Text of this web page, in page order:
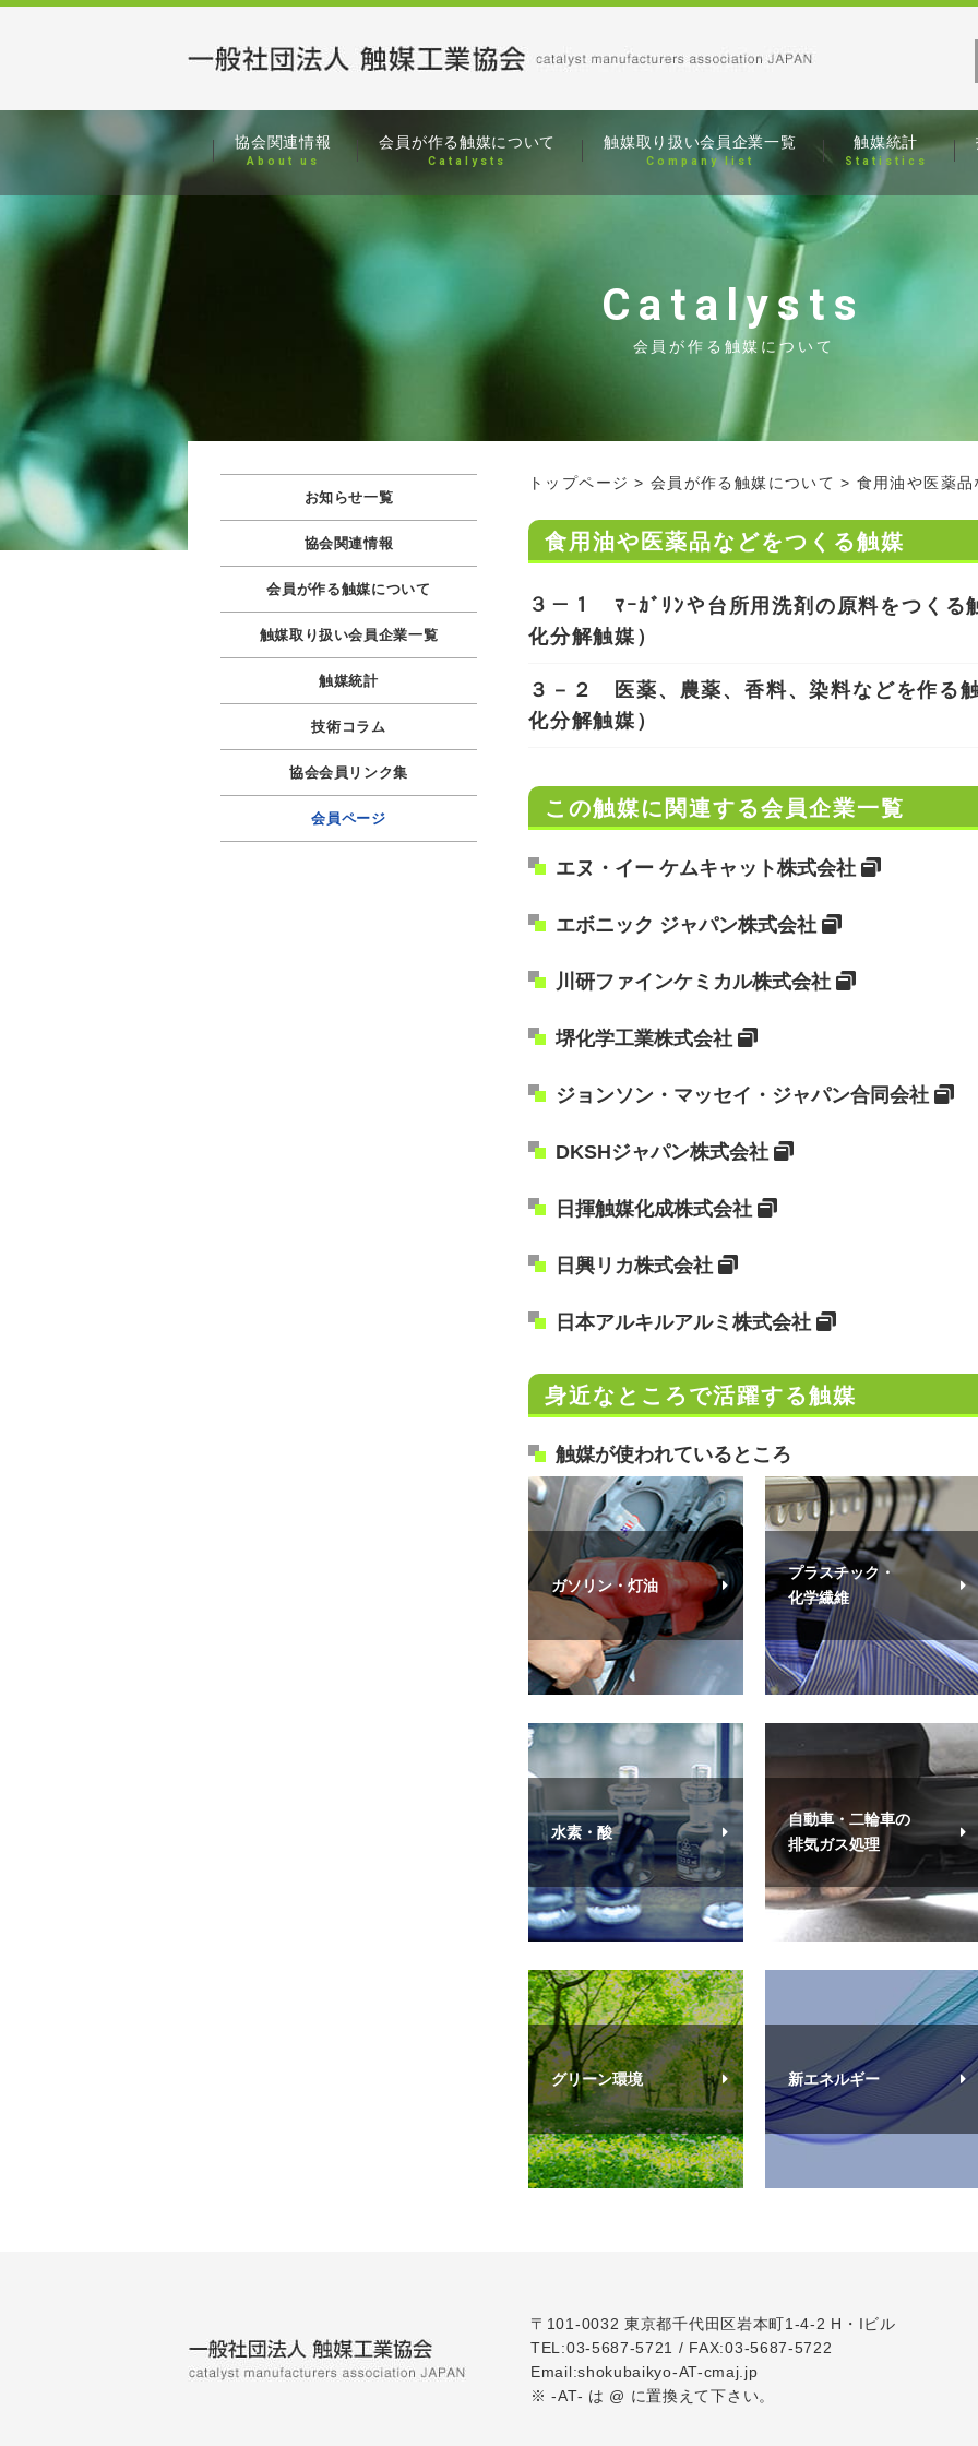
協会関連情報
About us
会員が作る触媒について
Catalysts
触媒取り扱い会員企業一覧
Company list
触媒統計
Statistics
Catalysts
会員が作る触媒について
トップページ 会員が作る触媒について 食用油や医薬
食用油や医薬品などをつくる触媒
３－１ ﾏｰｶﾞﾘﾝや台所用洗剤の原料をつくる
化分解触媒）
３－２ 医薬、農薬、香料、染料などを作る
化分解触媒）
この触媒に関連する会員企業一覧
エヌ・イー ケムキャット株式会社
エボニック ジャパン株式会社
川研ファインケミカル株式会社
堺化学工業株式会社
ジョンソン・マッセイ・ジャパン合同会社
DKSHジャパン株式会社
日揮触媒化成株式会社
日興リカ株式会社
日本アルキルアルミ株式会社
身近なところで活躍する触媒
触媒が使われているところ
ガソリン・灯油
プラスチック・
化学繊維
水素・酸
自動車・二輪車の
排気ガス処理
グリーン環境 新エネルギー
お知らせ一覧
協会関連情報
会員が作る触媒について
触媒取り扱い会員企業一覧
触媒統計
技術コラム
協会会員リンク集
会員ページ
〒101-0032 東京都千代田区岩本町1-4-2 H・Iビル
TEL:03-5687-5721 / FAX:03-5687-5722
Email:shokubaikyo-AT-cmaj.jp
※ -AT- は @ に置換えて下さい。